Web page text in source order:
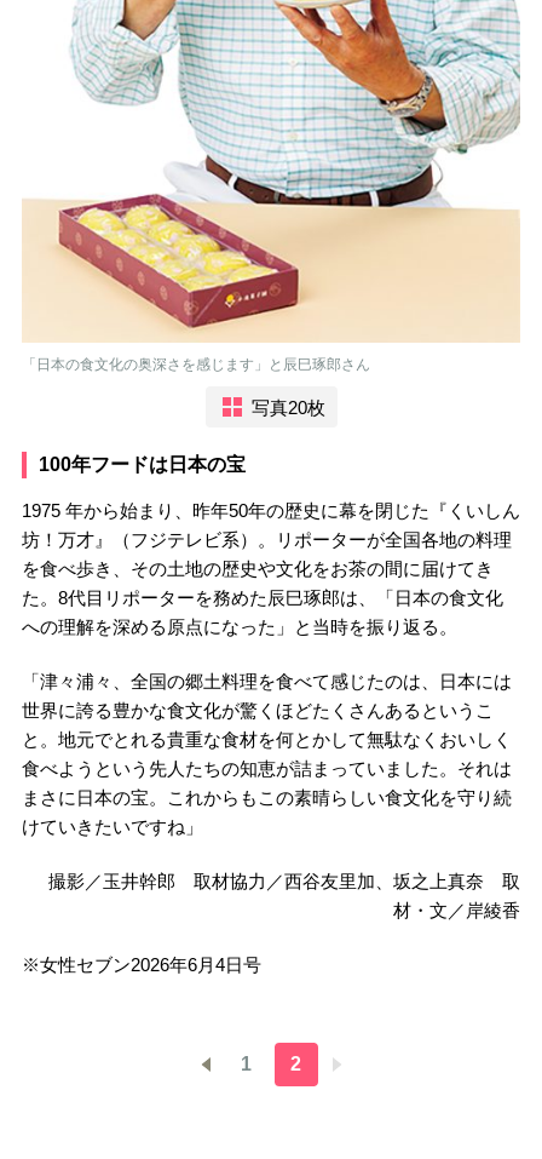
「日本の食文化の奥深さを感じます」と辰巳琢郎さん
写真20枚
100年フードは日本の宝
1975 年から始まり、昨年50年の歴史に幕を閉じた『くいしん
坊！万才』（フジテレビ系）。リポーターが全国各地の料理
を食べ歩き、その土地の歴史や文化をお茶の間に届けてき
た。8代目リポーターを務めた辰巳琢郎は、「日本の食文化
への理解を深める原点になった」と当時を振り返る。
「津々浦々、全国の郷土料理を食べて感じたのは、日本には
世界に誇る豊かな食文化が驚くほどたくさんあるというこ
と。地元でとれる貴重な食材を何とかして無駄なくおいしく
食べようという先人たちの知恵が詰まっていました。それは
まさに日本の宝。これからもこの素晴らしい食文化を守り続
けていきたいですね」
撮影／玉井幹郎 取材協力／西谷友里加、坂之上真奈 取
材・文／岸綾香
※女性セブン2026年6月4日号
1 2